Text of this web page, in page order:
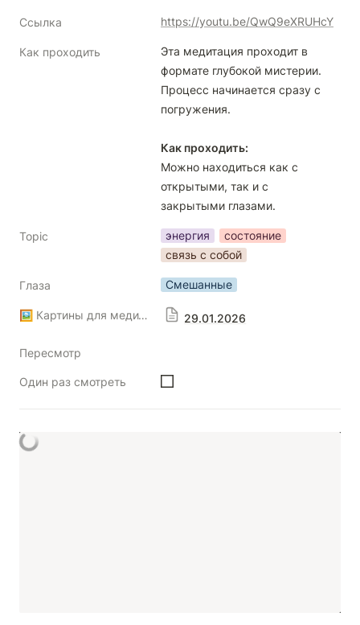
Ссылка https://youtu.be/QwQ9eXRUHcY
Как проходить
Эта медитация проходит в
формате глубокой мистерии.
Процесс начинается сразу с
погружения.
Как проходить:
Можно находиться как с
открытыми, так и с
закрытыми глазами.
Topic энергия
состояние
связь с собой
Глаза Смешанные
🖼️ Картины для медитаций 29.01.2026
Пересмотр
Один раз смотреть